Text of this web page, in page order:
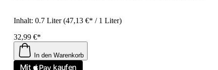
Inhalt: 0.7 Liter(47,13 €* / 1 Liter)
32,99 €*
In den Warenkorb